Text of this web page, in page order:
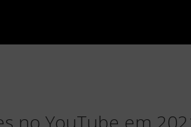
no YouTube em